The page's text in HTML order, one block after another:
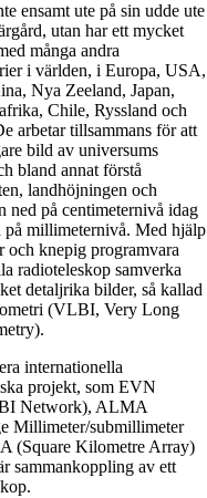
ensamt ute på sin udde ute
utan har ett mycket
många andra
i världen, i Europa, USA,
Nya Zeeland, Japan,
Chile, Ryssland och
arbetar tillsammans för att
bild av universums
bland annat förstå
landhöjningen och
ned på centimeternivå idag
på millimeternivå. Med hjälp
och knepig programvara
radioteleskop samverka
detaljrika bilder, så kallad
(VLBI, Very Long
internationella
projekt, som EVN
Network), ALMA
Millimeter/submillimeter
(Square Kilometre Array)
sammankoppling av ett